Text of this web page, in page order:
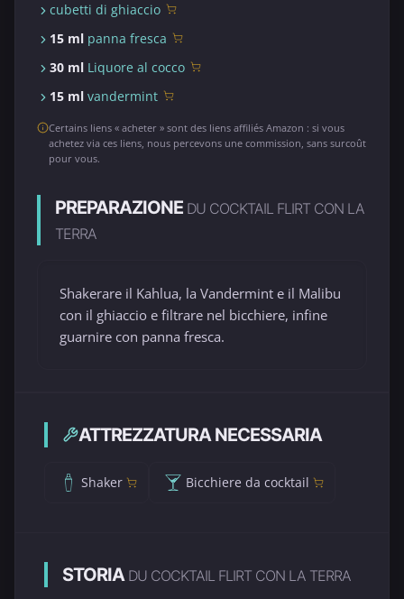
cubetti di ghiaccio
15 ml panna fresca
30 ml Liquore al cocco
15 ml vandermint
Certains liens « acheter » sont des liens affiliés Amazon : si vous
achetez via ces liens, nous percevons une commission, sans surcoût
pour vous.
PREPARAZIONE DU COCKTAIL FLIRT CON LA
TERRA
Shakerare il Kahlua, la Vandermint e il Malibu
con il ghiaccio e filtrare nel bicchiere, infine
guarnire con panna fresca.
ATTREZZATURA NECESSARIA
Shaker Bicchiere da cocktail
STORIA DU COCKTAIL FLIRT CON LA TERRA